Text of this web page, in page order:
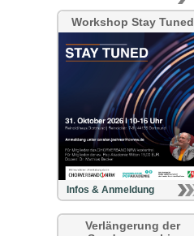
Workshop Stay Tuned
Infos & Anmeldung
Verlängerung der